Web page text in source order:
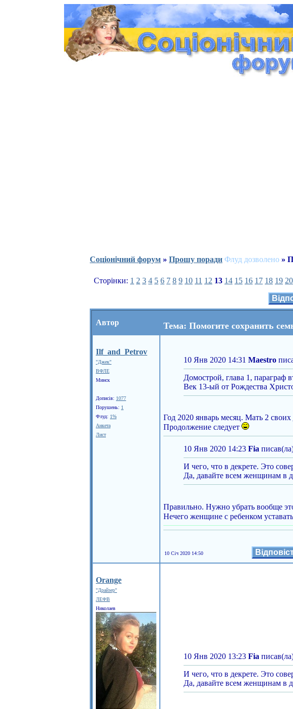
Соціонічний форум » Прошу поради Флуд дозволено »
Сторінки: 1 2 3 4 5 6 7 8 9 10 11 12 13 14 15 16 17 18 19 20
Автор Тема: Помогите сохранить
Ilf_and_Petrov
"Джек"
ВФЛЕ
Минск
Дописів: 1077
Порушень: 1
Флуд: 1%
Анкета
Лист
10 Янв 2020 14:31 Maestro
Домострой, глава 1, параграф
Век 13-ый от Рождества
Год 2020 январь месяц. Мать 2 своих
Продолжение следует
10 Янв 2020 14:23 Fia
И чего, что в декрете. Это
Да, давайте всем женщинам в
Правильно. Нужно убрать вообще
Нечего женщине с ребенком
10 Січ 2020 14:50
Orange
"Драйзер"
ЛЕФВ
Николаев
10 Янв 2020 13:23 Fia
И чего, что в декрете. Это
Да, давайте всем женщинам в